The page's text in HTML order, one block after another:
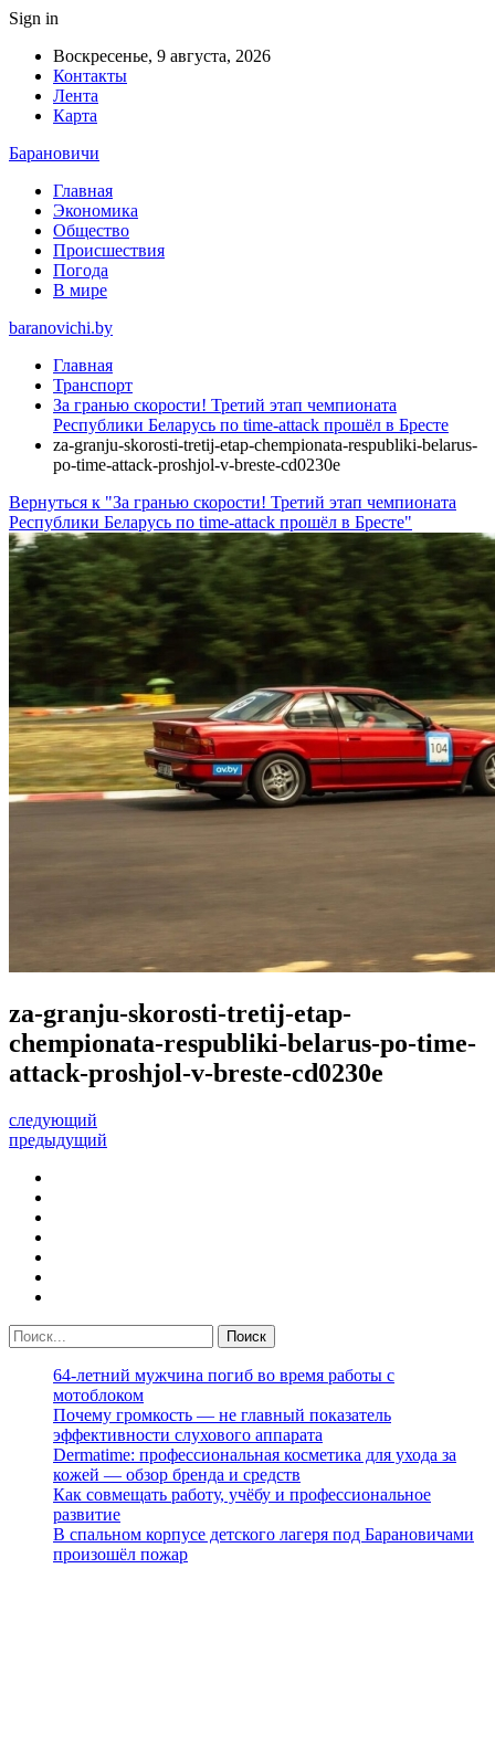
Sign in
Воскресенье, 9 августа, 2026
Контакты
Лента
Карта
Барановичи
Главная
Экономика
Общество
Происшествия
Погода
В мире
baranovichi.by
Главная
Транспорт
За гранью скорости! Третий этап чемпионата
Республики Беларусь по time-attack прошёл в Бресте
za-granju-skorosti-tretij-etap-chempionata-respubliki-belarus-
po-time-attack-proshjol-v-breste-cd0230e
Вернуться к "За гранью скорости! Третий этап чемпионата
Республики Беларусь по time-attack прошёл в Бресте"
za-granju-skorosti-tretij-etap-
chempionata-respubliki-belarus-po-time-
attack-proshjol-v-breste-cd0230e
следующий
предыдущий
64-летний мужчина погиб во время работы с
мотоблоком
Почему громкость — не главный показатель
эффективности слухового аппарата
Dermatime: профессиональная косметика для ухода за
кожей — обзор бренда и средств
Как совмещать работу, учёбу и профессиональное
развитие
В спальном корпусе детского лагеря под Барановичами
произошёл пожар